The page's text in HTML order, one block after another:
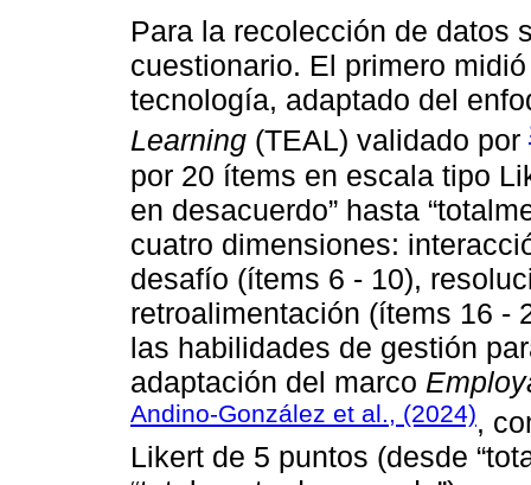
Para la recolección de datos
cuestionario. El primero
tecnología, adaptado del
Learning (TEAL) validado por
por 20 ítems en escala tipo
en desacuerdo” hasta
cuatro dimensiones:
desafío (ítems 6 - 10),
retroalimentación (ítems 16 -
las habilidades de gestión
adaptación del marco
Andino-González et al., (2024),
Likert de 5 puntos (desde